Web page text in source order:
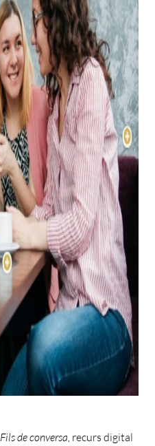
Fils de conversa, recurs digital